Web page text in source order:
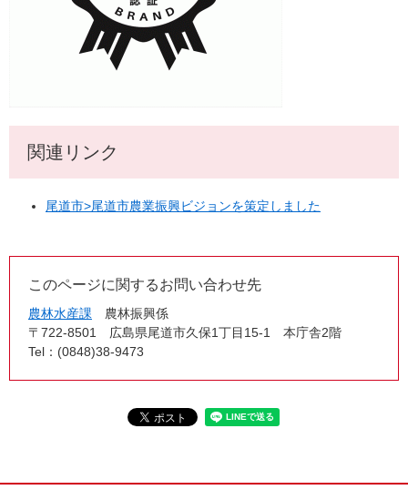
関連リンク
尾道市>尾道市農業振興ビジョンを策定しました
このページに関するお問い合わせ先
農林水産課
農林振興係
〒722-8501
広島県尾道市久保1丁目15-1 本庁舎2階
Tel：(0848)38-9473